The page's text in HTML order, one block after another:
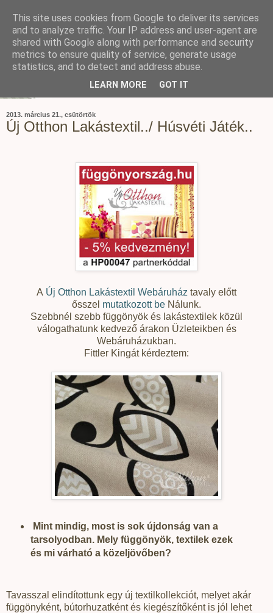
2013. március 21., csütörtök
Új Otthon Lakástextil../ Húsvéti Játék..
A Új Otthon Lakástextil Webáruház tavaly előtt
ősszel mutatkozott be Nálunk.
Szebbnél szebb függönyök és lakástextilek közül
válogathatunk kedvező árakon Üzleteikben és
Webáruházukban.
Fittler Kingát kérdeztem:
Mint mindig, most is sok újdonság van a
tarsolyodban. Mely függönyök, textilek ezek
és mi várható a közeljövőben?
Tavasszal elindítottunk egy új textilkollekciót, melyet akár
függönyként, bútorhuzatként és kiegészítőként is jól lehet
This site uses cookies from Google to deliver its services
and to analyze traffic. Your IP address and user-agent are
shared with Google along with performance and security
metrics to ensure quality of service, generate usage
statistics, and to detect and address abuse.
LEARN MORE GOT IT